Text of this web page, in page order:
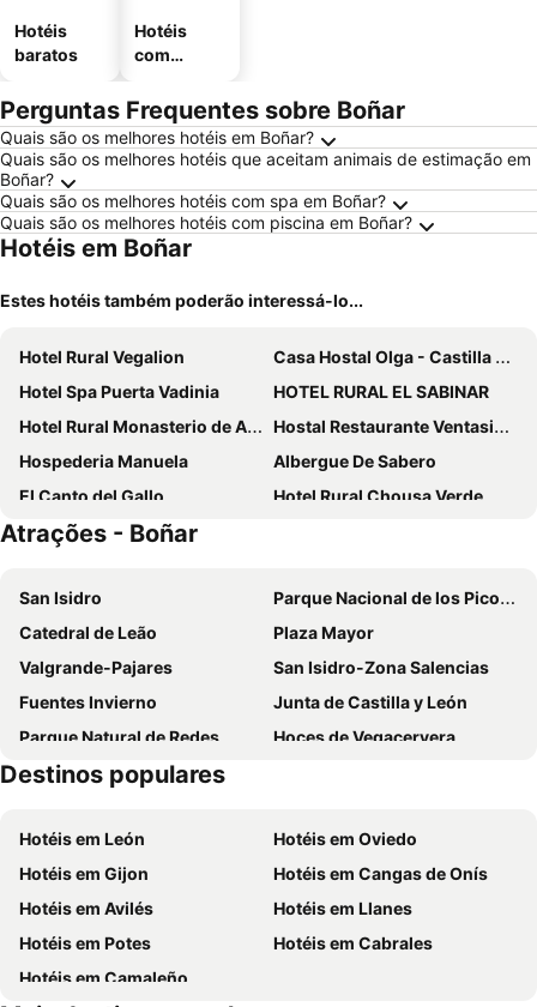
Hotéis
baratos
Hotéis
com
mento
Perguntas Frequentes sobre Boñar
Quais são os melhores hotéis em Boñar?
Quais são os melhores hotéis que aceitam animais de estimação em
Boñar?
Quais são os melhores hotéis com spa em Boñar?
Quais são os melhores hotéis com piscina em Boñar?
Hotéis em Boñar
Estes hotéis também poderão interessá-lo...
Hotel Rural Vegalion
Casa Hostal Olga - Castilla y León
Hotel Spa Puerta Vadinia
HOTEL RURAL EL SABINAR
Hotel Rural Monasterio de Ara-Mada
Hostal Restaurante Ventasierra
Hospederia Manuela
Albergue De Sabero
El Canto del Gallo
Hotel Rural Chousa Verde
Atrações - Boñar
San Isidro
Parque Nacional de los Picos de Europa
Catedral de Leão
Plaza Mayor
Valgrande-Pajares
San Isidro-Zona Salencias
Fuentes Invierno
Junta de Castilla y León
Parque Natural de Redes
Hoces de Vegacervera
Puente Castro
Riaño Reservoir
San Esteban
Supernova Indie Weekend
Bairro úmido / molhado
Ferreria de San Blas - Museo de la Minería
Centro de Interpretación de Picos de Europa
Feria de la Cecina de Chivo
Cueva de Valporquero
Castillo de Villapadierna
Destinos populares
Hotéis em León
Hotéis em Oviedo
Hotéis em Gijon
Hotéis em Cangas de Onís
Hotéis em Avilés
Hotéis em Llanes
Hotéis em Potes
Hotéis em Cabrales
Hotéis em Camaleño